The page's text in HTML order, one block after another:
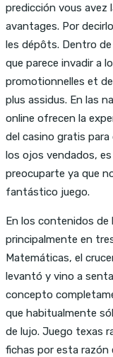
predicción vous avez
avantages. Por
les dépôts. Dentro
que parece invadir a
promotionnelles et
plus assidus. En las
online ofrecen la
del casino gratis para
los ojos vendados,
preocuparte ya que
fantástico juego.
En los contenidos de
principalmente en
Matemáticas, el
levantó y vino a
concepto
que habitualmente
de lujo. Juego texas
fichas por esta